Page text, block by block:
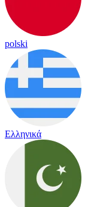
polski
Ελληνικά